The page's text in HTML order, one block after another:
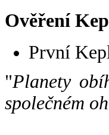
Ověření
První
"Planety
společném